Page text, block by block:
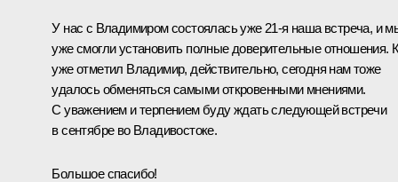
У нас с Владимиром состоялась уже 21‑я наша встреча, и
уже смогли установить полные доверительные отношения.
уже отметил Владимир, действительно, сегодня нам тоже
удалось обменяться самыми откровенными мнениями.
С уважением и терпением буду ждать следующей встречи
в сентябре во Владивостоке.
Большое спасибо!